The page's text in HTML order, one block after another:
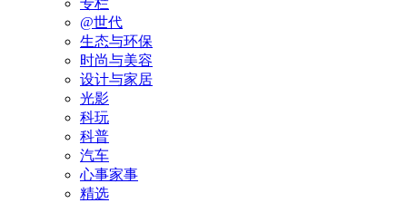
专栏
@世代
生态与环保
时尚与美容
设计与家居
光影
科玩
科普
汽车
心事家事
精选